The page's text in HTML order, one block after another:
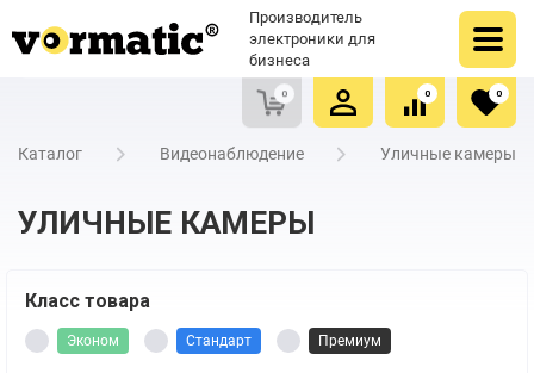
Производитель
электроники для
бизнеса
0
Очистить список сравнения
0
Очистить избранное
0
Каталог Видеонаблюдение Уличные камеры
УЛИЧНЫЕ КАМЕРЫ
Класс товара
Эконом Стандарт Премиум